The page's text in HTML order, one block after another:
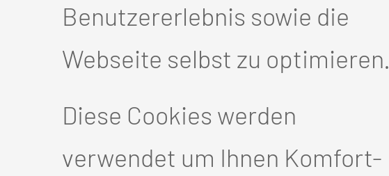
ADRESSE
Universität Lausitz - Carl Thiem
Benutzererlebnis sowie die
Webseite selbst zu optimieren.
Diese Cookies werden
verwendet um Ihnen Komfort-